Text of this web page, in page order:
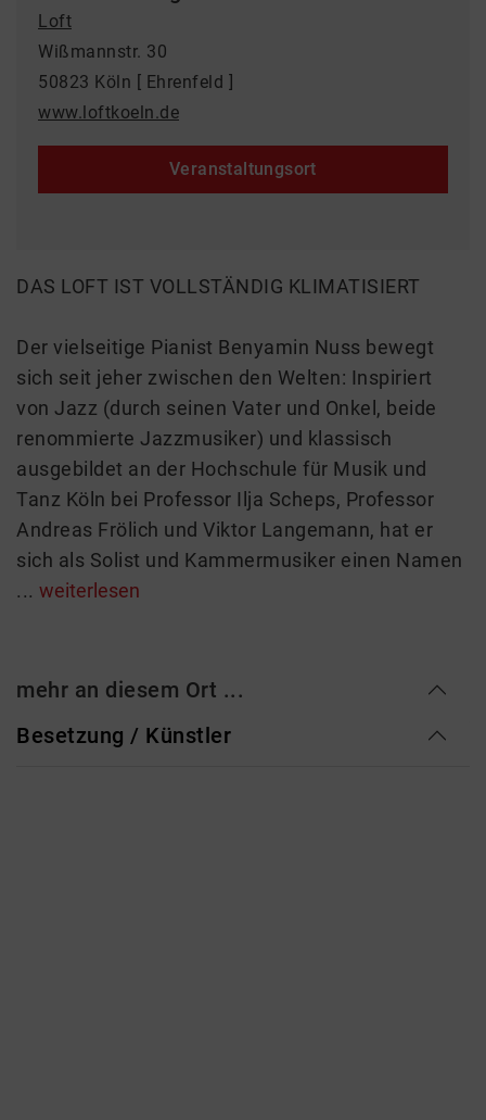
Loft
Wißmannstr. 30
50823 Köln [ Ehrenfeld ]
www.loftkoeln.de
Veranstaltungsort
DAS LOFT IST VOLLSTÄNDIG KLIMATISIERT
Der vielseitige Pianist Benyamin Nuss bewegt
sich seit jeher zwischen den Welten: Inspiriert
von Jazz (durch seinen Vater und Onkel, beide
renommierte Jazzmusiker) und klassisch
ausgebildet an der Hochschule für Musik und
Tanz Köln bei Professor Ilja Scheps, Professor
Andreas Frölich und Viktor Langemann, hat er
sich als Solist und Kammermusiker einen Namen
... weiterlesen
mehr an diesem Ort ...
Besetzung / Künstler